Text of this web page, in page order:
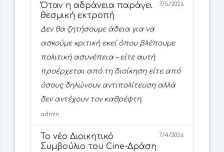
Όταν η αδράνεια παράγει
θεσμική εκτροπή
7/5/2026
Δεν θα ζητήσουμε άδεια για να
ασκούμε κριτική εκεί όπου βλέπουμε
πολιτική ασυνέπεια – είτε αυτή
προέρχεται από τη διοίκηση είτε από
όσους δηλώνουν αντιπολίτευση αλλά
δεν αντέχουν τον καθρέφτη.
admin
Το νέο Διοικητικό
Συμβούλιο του Cine-Δράση
7/4/2026